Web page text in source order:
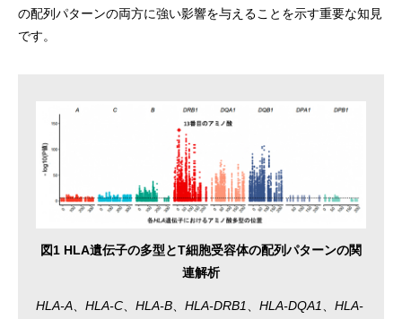
の配列パターンの両方に強い影響を与えることを示す重要な知見
です。
図1 HLA遺伝子の多型とT細胞受容体の配列パターンの関
連解析
HLA-A HLA-C HLA-B HLA-DRB1 HLA-DQA1
HLA-